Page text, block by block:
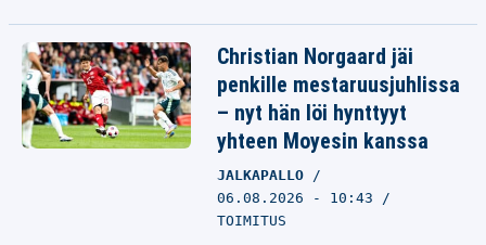
Christian Norgaard jäi
penkille mestaruusjuhlissa
– nyt hän löi hynttyyt
yhteen Moyesin kanssa
JALKAPALLO
06.08.2026 - 10:43
TOIMITUS